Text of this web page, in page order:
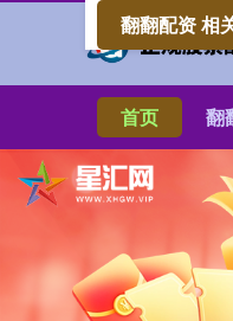
首页 翻
翻翻配资 相